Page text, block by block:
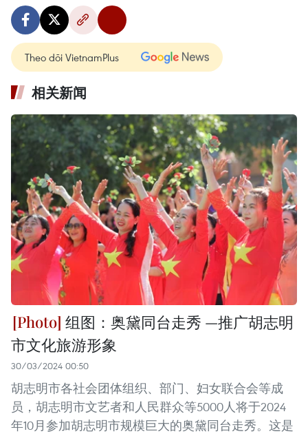
Theo dõi VietnamPlus
相关新闻
组图：奥黛同台走秀 —推广胡志明
市文化旅游形象
30/03/2024 00:50
胡志明市各社会团体组织、部门、妇女联合会等成
员，胡志明市文艺者和人民群众等5000人将于2024
年10月参加胡志明市规模巨大的奥黛同台走秀。这是